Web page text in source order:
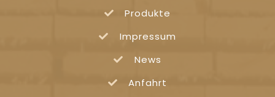
Produkte
Impressum
News
Anfahrt